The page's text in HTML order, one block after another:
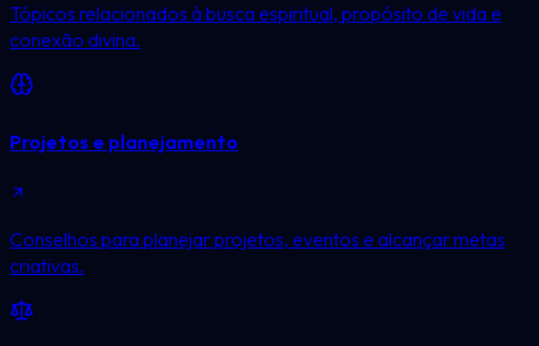
Tópicos relacionados à busca espiritual, propósito de vida e
conexão divina.
Projetos e planejamento
Conselhos para planejar projetos, eventos e alcançar metas
criativas.